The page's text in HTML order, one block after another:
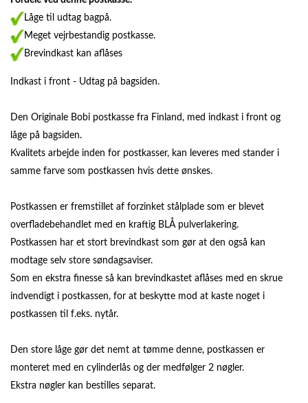
Låge til udtag bagpå.
Meget vejrbestandig postkasse.
Brevindkast kan aflåses
Indkast i front - Udtag på bagsiden.
Den Originale Bobi postkasse fra Finland, med indkast i front og
låge på bagsiden.
Kvalitets arbejde inden for postkasser, kan leveres med stander i
samme farve som postkassen hvis dette ønskes.
Postkassen er fremstillet af forzinket stålplade som er blevet
overfladebehandlet med en kraftig BLÅ pulverlakering.
Postkassen har et stort brevindkast som gør at den også kan
modtage selv store søndagsaviser.
Som en ekstra finesse så kan brevindkastet aflåses med en skrue
indvendigt i postkassen, for at beskytte mod at kaste noget i
postkassen til f.eks. nytår.
Den store låge gør det nemt at tømme denne, postkassen er
monteret med en cylinderlås og der medfølger 2 nøgler.
Ekstra nøgler kan bestilles separat.